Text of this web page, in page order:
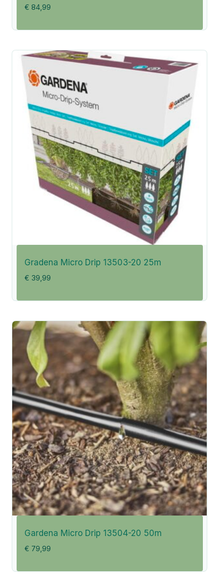
€ 84,99
Gradena Micro Drip 13503-20 25m
€ 39,99
Gardena Micro Drip 13504-20 50m
€ 79,99